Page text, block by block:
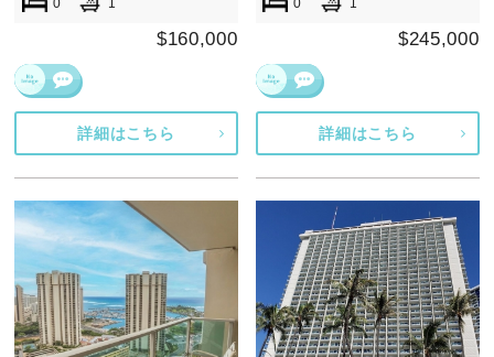
0 1
$160,000
詳細はこちら
0 1
$245,000
詳細はこちら